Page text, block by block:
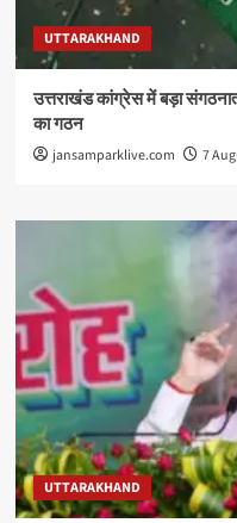
UTTARAKHAND
उत्तराखंड कांग्रेस में बड़ा
का गठन
jansamparklive.com 7
UTTARAKHAND